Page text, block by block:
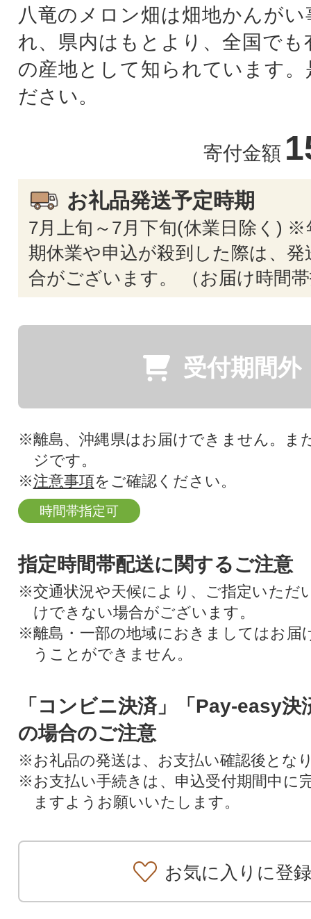
八竜のメロン畑は畑地かんが
れ、県内はもとより、全国でも
の産地として知られています。
ださい。
寄付金額
お礼品発送予定時期
7月上旬～7月下旬(休業日除く) ※
期休業や申込が殺到した際は、
合がございます。 （お届け時間
受付期間外
※離島、沖縄県はお届けできません。ま
ジです。
※注意事項をご確認ください。
時間帯指定可
指定時間帯配送に関するご注意
※交通状況や天候により、ご指定いただ
けできない場合がございます。
※離島・一部の地域におきましてはお届
うことができません。
「コンビニ決済」「Pay-easy決
の場合のご注意
※お礼品の発送は、お支払い確認後とな
※お支払い手続きは、申込受付期間中に
ますようお願いいたします。
お気に入りに登録